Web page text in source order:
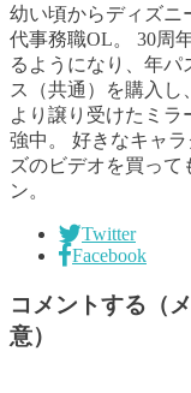
幼い頃からディズニ
代事務職OL。 30周
るようになり、年
ス（共通）を購入
より譲り受けたミ
強中。 好きなキャ
ズのビデオを買って
ン。
Twitter
Facebook
コメントする（
意）